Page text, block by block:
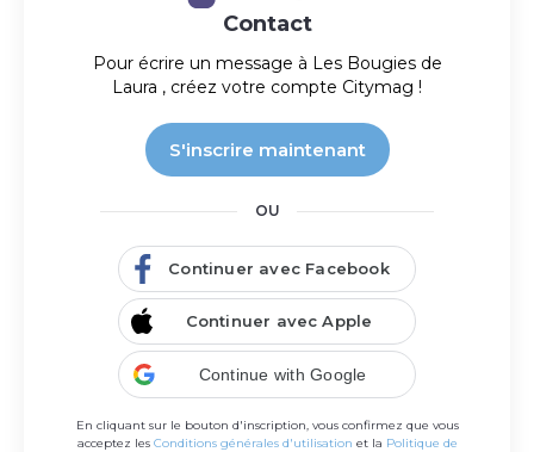
Estelle serrurerie
Estelle Serrurerie, dépanne et installe pour les
particuliers et professionnels 7/7 et 24/24.
Contact
Pour écrire un message à Les Bougies de
Laura , créez votre compte Citymag !
S'inscrire maintenant
OU
Continuer avec Facebook
Continuer avec Apple
Continue with Google
En cliquant sur le bouton d'inscription, vous confirmez que vous
acceptez les Conditions générales d'utilisation et la Politique de